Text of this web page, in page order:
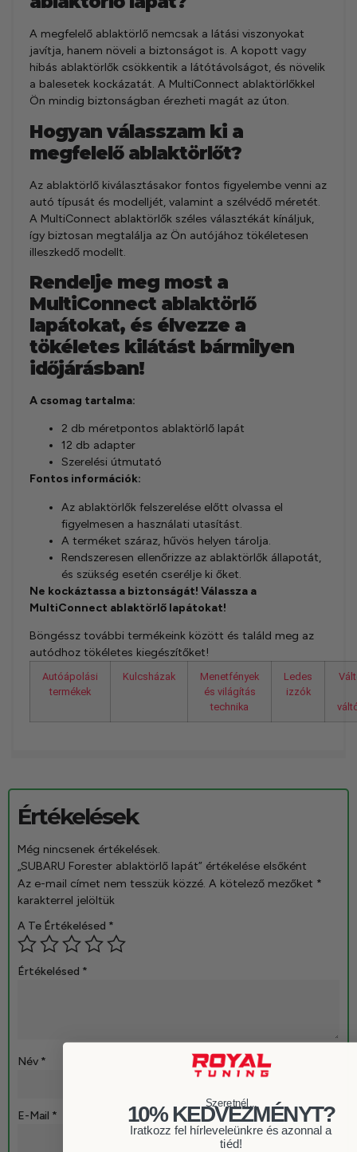
A megfelelő ablaktörlő nemcsak a látási viszonyokat
javítja, hanem növeli a biztonságot is. A kopott vagy
hibás ablaktörlők csökkentik a látótávolságot, és növelik
a balesetek kockázatát. A MultiConnect ablaktörlőkkel
Ön mindig biztonságban érezheti magát az úton.
Hogyan válasszam ki a
megfelelő ablaktörlőt?
Az ablaktörlő kiválasztásakor fontos figyelembe venni az
autó típusát és modelljét, valamint a szélvédő méretét.
A MultiConnect ablaktörlők széles választékát kínáljuk,
így biztosan megtalálja az Ön autójához tökéletesen
illeszkedő modellt.
Rendelje meg most a
MultiConnect ablaktörlő
lapátokat, és élvezze a
tökéletes kilátást bármilyen
időjárásban!
A csomag tartalma:
2 db méretpontos ablaktörlő lapát
12 db adapter
Szerelési útmutató
Fontos információk:
Az ablaktörlők felszerelése előtt olvassa el
figyelmesen a használati utasítást.
A terméket száraz, hűvös helyen tárolja.
Rendszeresen ellenőrizze az ablaktörlők állapotát,
és szükség esetén cserélje ki őket.
Ne kockáztassa a biztonságát! Válassza a
MultiConnect ablaktörlő lapátokat!
Böngéssz további termékeink között és találd meg az
autódhoz tökéletes kiegészítőket!
Autóápolási
termékek
Kulcsházak
Menetfények
és világítás
technika
Ledes
izzók
Értékelések
Még nincsenek értékelések.
„SUBARU Forester ablaktörlő lapát” értékelése elsőként
Az e-mail címet nem tesszük közzé. A kötelező mezőket *
karakterrel jelöltük
A Te Értékelésed *
Értékelésed *
Név *
E-Mail *
Szeretnél...
10% KEDVEZMÉNYT?
Iratkozz fel hírleveleünkre és azonnal a
tiéd!